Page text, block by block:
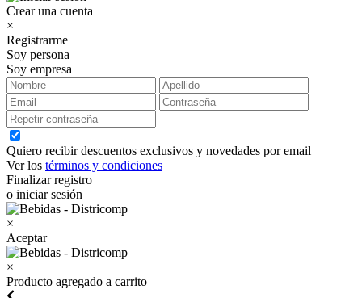
Crear una cuenta
×
Registrarme
Soy persona
Soy empresa
Quiero recibir descuentos exclusivos y novedades por email
Ver los términos y condiciones
Finalizar registro
o iniciar sesión
×
Aceptar
×
Producto agregado a carrito